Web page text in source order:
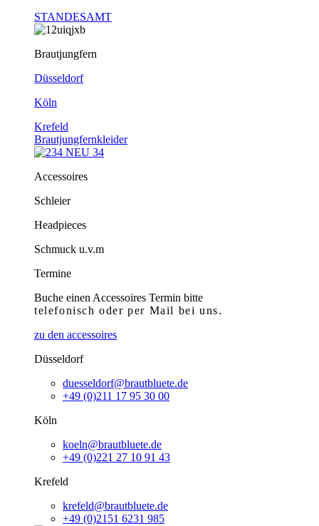
STANDESAMT
Brautjungfern
Düsseldorf
Köln
Krefeld
Brautjungfernkleider
Accessoires
Schleier
Headpieces
Schmuck u.v.m
Termine
Buche einen Accessoires Termin bitte
telefonischoder per Mail bei uns.
zu den accessoires
Düsseldorf
duesseldorf@brautbluete.de
+49 (0)211 17 95 30 00
Köln
koeln@brautbluete.de
+49 (0)221 27 10 91 43
Krefeld
krefeld@brautbluete.de
+49 (0)2151 6231 985